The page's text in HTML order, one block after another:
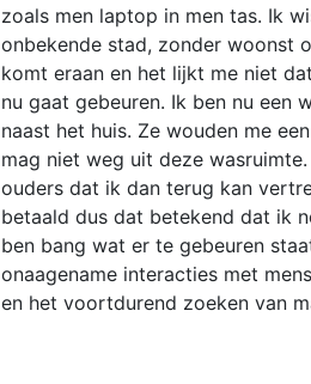
zoals men laptop in men tas. Ik
onbekende stad, zonder woonst
komt eraan en het lijkt me niet
nu gaat gebeuren. Ik ben nu een
naast het huis. Ze wouden me
mag niet weg uit deze
ouders dat ik dan terug kan
betaald dus dat betekend dat ik
ben bang wat er te gebeuren
onaagename interacties met
en het voortdurend zoeken van